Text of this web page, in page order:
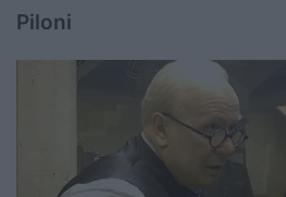
Piloni